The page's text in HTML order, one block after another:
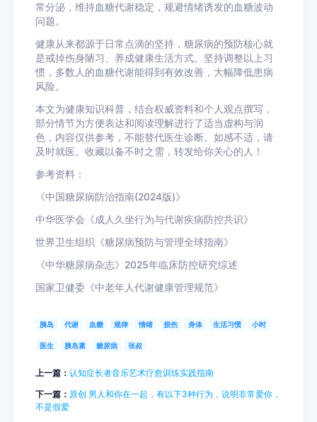
常分泌，维持血糖代谢稳定，规避情绪诱发的血糖波动
问题。
健康从来都源于日常点滴的坚持，糖尿病的预防核心就
是戒掉伤身陋习、养成健康生活方式。坚持调整以上习
惯，多数人的血糖代谢能得到有效改善，大幅降低患病
风险。
本文为健康知识科普，结合权威资料和个人观点撰写，
部分情节为方便表达和阅读理解进行了适当虚构与润
色，内容仅供参考，不能替代医生诊断。如感不适，请
及时就医。收藏以备不时之需，转发给你关心的人！
参考资料：
《中国糖尿病防治指南(2024版)》
中华医学会《成人久坐行为与代谢疾病防控共识》
世界卫生组织《糖尿病预防与管理全球指南》
《中华糖尿病杂志》2025年临床防控研究综述
国家卫健委《中老年人代谢健康管理规范》
胰岛 代谢 血糖 规律 情绪 损伤 身体 生活习惯 小时
医生 胰岛素 糖尿病 张叔
上一篇： 认知症长者音乐艺术疗愈训练实践指南
下一篇： 原创 男人和你在一起，有以下3种行为，说明非常爱你，
不是假爱